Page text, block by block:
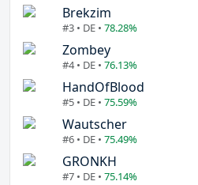
Brekzim
#3 • DE • 78.28%
Zombey
#4 • DE • 76.13%
HandOfBlood
#5 • DE • 75.59%
Wautscher
#6 • DE • 75.49%
GRONKH
#7 • DE • 75.14%